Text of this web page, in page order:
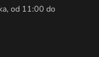
od 11:00 do